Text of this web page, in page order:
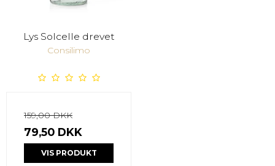
Lys Solcelle drevet
Consilimo
159,00 DKK
79,50 DKK
VIS PRODUKT